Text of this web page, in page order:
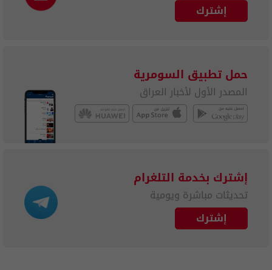
إشترك
حمل تطبيق السومرية
المصدر الأول لأخبار العراق
إشترك بخدمة التلغرام
تحديثات مباشرة ويومية
إشترك